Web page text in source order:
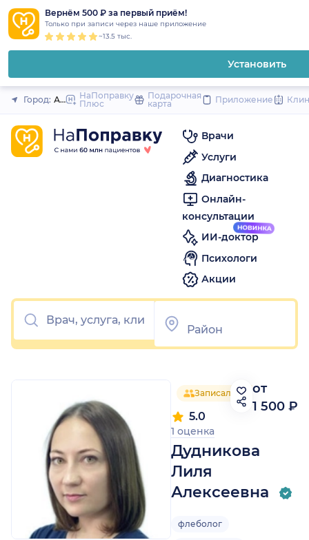
Вернём 500 ₽ за первый приём!
Только при записи через наше приложение
~13.5 тыс.
Установить
Закрыть
Город: Архангельск
НаПоправку
Плюс
Подарочная
карта
Приложение
Врачи
Услуги
Диагностика
Онлайн-
консультации
ИИ-доктор
Психологи
Акции
Записалось 24 человека
Дудникова
Лиля
Алексеевна
5.0
1 оценка
флеболог
от
1 500 ₽